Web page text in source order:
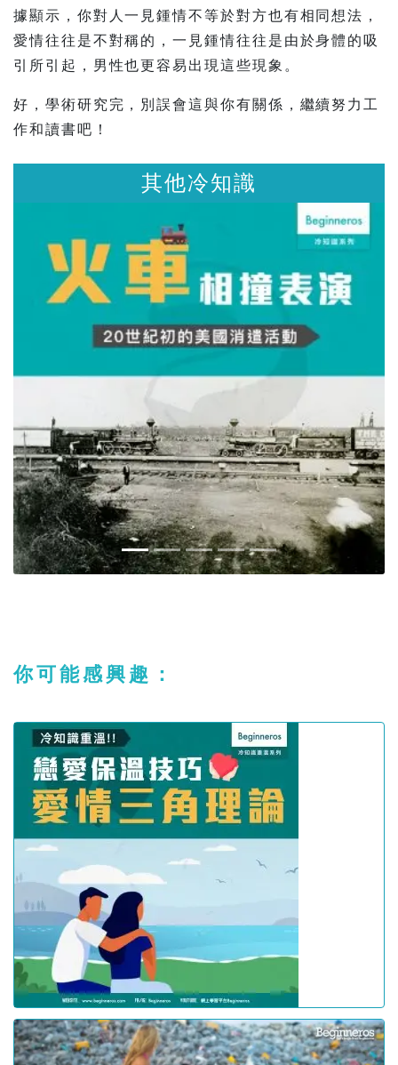
據顯示，你對人一見鍾情不等於對方也有相同想法，
愛情往往是不對稱的，一見鍾情往往是由於身體的吸
引所引起，男性也更容易出現這些現象。
好，學術研究完，別誤會這與你有關係，繼續努力工
作和讀書吧！
其他冷知識
你可能感興趣：